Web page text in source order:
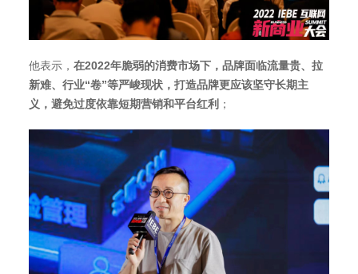
他表示， 在2022年脆弱的消费市场下，品牌面临流量贵、拉
新难、行业“卷”等严峻现状，打造品牌更应该坚守长期主
义，避免过度依靠短期营销和平台红利 ；